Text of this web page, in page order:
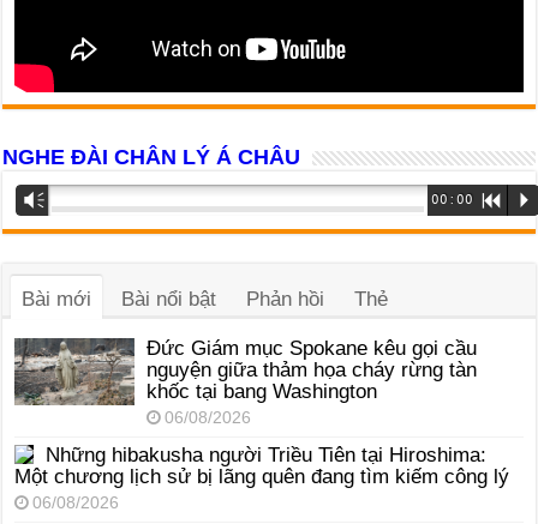
NGHE ĐÀI CHÂN LÝ Á CHÂU
Trình
phát
âm
Vm 00:00 R P
Bài mới Bài nổi bật Phản hồi Thẻ
Đức Giám mục Spokane kêu gọi cầu
nguyện giữa thảm họa cháy rừng tàn
khốc tại bang Washington
06/08/2026
Những hibakusha người Triều Tiên tại Hiroshima:
Một chương lịch sử bị lãng quên đang tìm kiếm công lý
06/08/2026